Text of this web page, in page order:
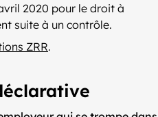
2020 pour le droit à
suite à un contrôle.
ZRR.